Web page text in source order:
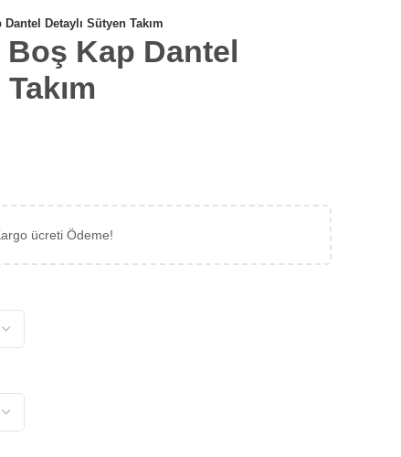
Detaylı Sütyen Takım
Kap Dantel
ücreti Ödeme!